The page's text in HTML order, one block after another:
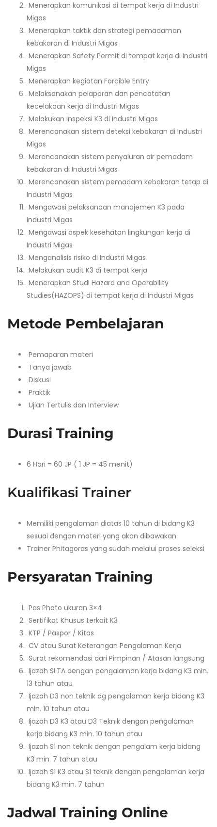
Menerapkan komunikasi di tempat kerja di Industri
Migas
Menerapkan taktik dan strategi pemadaman
kebakaran di Industri Migas
Menerapkan Safety Permit di tempat kerja di Industri
Migas
Menerapkan kegiatan Forcible Entry
Melaksanakan pelaporan dan pencatatan
kecelakaan kerja di Industri Migas
Melakukan inspeksi K3 di Industri Migas
Merencanakan sistem deteksi kebakaran di Industri
Migas
Merencanakan sistem penyaluran air pemadam
kebakaran di Industri Migas
Merencanakan sistem pemadam kebakaran tetap di
Industri Migas
Mengawasi pelaksanaan manajemen K3 pada
Industri Migas
Mengawasi aspek kesehatan lingkungan kerja di
Industri Migas
Menganalisis risiko di Industri Migas
Melakukan audit K3 di tempat kerja
Menerapkan Studi Hazard and Operability
Studies(HAZOPS) di tempat kerja di Industri Migas
Metode Pembelajaran
Pemaparan materi
Tanya jawab
Diskusi
Praktik
Ujian Tertulis dan Interview
Durasi Training
6 Hari = 60 JP ( 1 JP = 45 menit)
Kualifikasi Trainer
Memiliki pengalaman diatas 10 tahun di bidang K3
sesuai dengan materi yang akan dibawakan
Trainer Phitagoras yang sudah melalui proses seleksi
Persyaratan Training
Pas Photo ukuran 3×4
Sertifikat Khusus terkait K3
KTP / Paspor / Kitas
CV atau Surat Keterangan Pengalaman Kerja
Surat rekomendasi dari Pimpinan / Atasan langsung
Ijazah SLTA dengan pengalaman kerja bidang K3 min.
13 tahun atau
Ijazah D3 non teknik dg pengalaman kerja bidang K3
min. 10 tahun atau
Ijazah D3 K3 atau D3 Teknik dengan pengalaman
kerja bidang K3 min. 10 tahun atau
Ijazah S1 non teknik dengan pengalam kerja bidang
K3 min. 7 tahun atau
Ijazah S1 K3 atau S1 teknik dengan pengalaman kerja
bidang K3 min. 7 tahun
Jadwal Training Online